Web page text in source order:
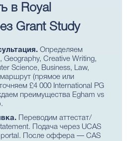
в Royal
Grant Study
Определяем
Geography, Creative Writing,
Science, Business, Law,
маршрут (прямое или
£4 000 International PG
преимущества Egham vs
Переводим аттестат/
Подача через UCAS
portal. После оффера — CAS